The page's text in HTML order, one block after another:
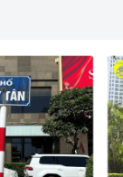
vậy, sau
hay ruột bình
đến giải pháp
trực thuộc hệ
thiết bị ngay